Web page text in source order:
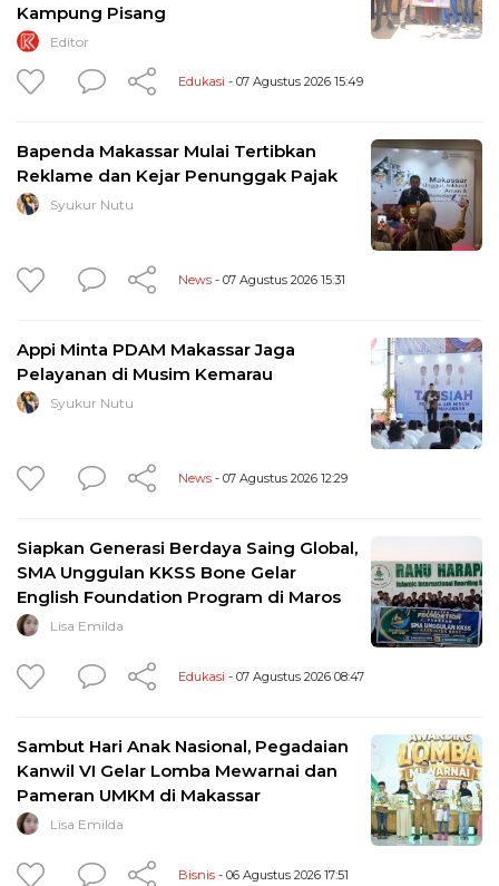
Kampung Pisang
Editor
Edukasi - 07 Agustus 2026 15:49
Bapenda Makassar Mulai Tertibkan
Reklame dan Kejar Penunggak Pajak
Syukur Nutu
News - 07 Agustus 2026 15:31
Appi Minta PDAM Makassar Jaga
Pelayanan di Musim Kemarau
Syukur Nutu
News - 07 Agustus 2026 12:29
Siapkan Generasi Berdaya Saing Global,
SMA Unggulan KKSS Bone Gelar
English Foundation Program di Maros
Lisa Emilda
Edukasi - 07 Agustus 2026 08:47
Sambut Hari Anak Nasional, Pegadaian
Kanwil VI Gelar Lomba Mewarnai dan
Pameran UMKM di Makassar
Lisa Emilda
Bisnis - 06 Agustus 2026 17:51